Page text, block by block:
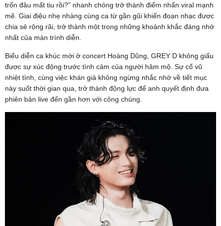
trốn đâu mất tiu rồi?” nhanh chóng trở thành điểm nhấn viral mạnh
mẽ. Giai điệu nhẹ nhàng cùng ca từ gần gũi khiến đoạn nhạc được
chia sẻ rộng rãi, trở thành một trong những khoảnh khắc đáng nhớ
nhất của màn trình diễn.
Biểu diễn ca khúc mới ở concert Hoàng Dũng, GREY D không giấu
được sự xúc động trước tình cảm của người hâm mộ. Sự cổ vũ
nhiệt tình, cùng việc khán giả không ngừng nhắc nhớ về tiết mục
này suốt thời gian qua, trở thành động lực để anh quyết định đưa
phiên bản live đến gần hơn với công chúng.